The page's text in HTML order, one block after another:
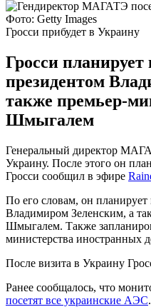
Фото: Getty Images
Гросси прибудет в Украину
Гросси планирует
президентом
также премьер-
Шмыгалем
Генеральный директор
Украину. После этого он
Гросси сообщил в эфире
По его словам, он планирует
Владимиром Зеленским, а
Шмыгалем. Также
министерства иностранных
После визита в Украину
Ранее сообщалось, что
посетят все украинские АЭС.